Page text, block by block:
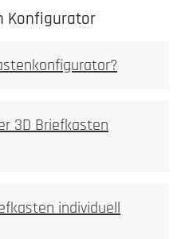
Konfigurator
3D Briefkasten
individuell